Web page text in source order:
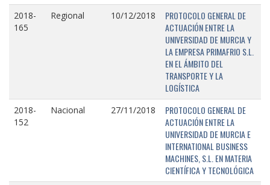
2018-
165
Regional 10/12/2018
PROTOCOLO GENERAL DE
ACTUACIÓN ENTRE LA
UNIVERSIDAD DE MURCIA Y
LA EMPRESA PRIMAFRIO S.L.
EN EL ÁMBITO DEL
TRANSPORTE Y LA
LOGÍSTICA
2018-
152
Nacional 27/11/2018
PROTOCOLO GENERAL DE
ACTUACIÓN ENTRE LA
UNIVERSIDAD DE MURCIA E
INTERNATIONAL BUSINESS
MACHINES, S.L. EN MATERIA
CIENTÍFICA Y TECNOLÓGICA